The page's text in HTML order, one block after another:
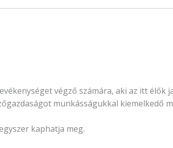
végző számára, aki az itt élők
munkásságukkal
kaphatja meg.